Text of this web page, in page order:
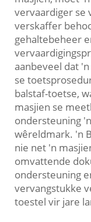
vervaardiger se
verskaffer
gehaltebeheer
aanbeveel dat
se
balstaf-toetse,
masjien se
ondersteuning
wêreldmark. 'n
nie net 'n
omvattende
ondersteuning
vervangstukke
toestel vir jare